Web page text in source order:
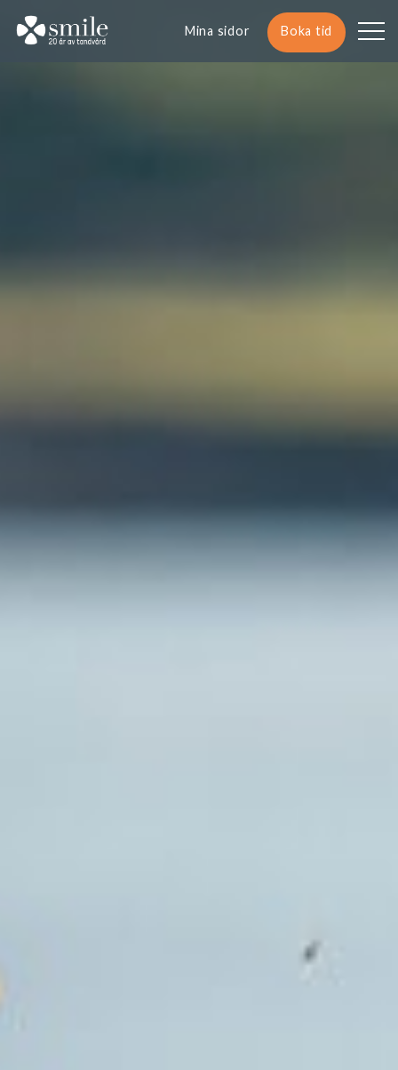
Mina sidor Boka tid